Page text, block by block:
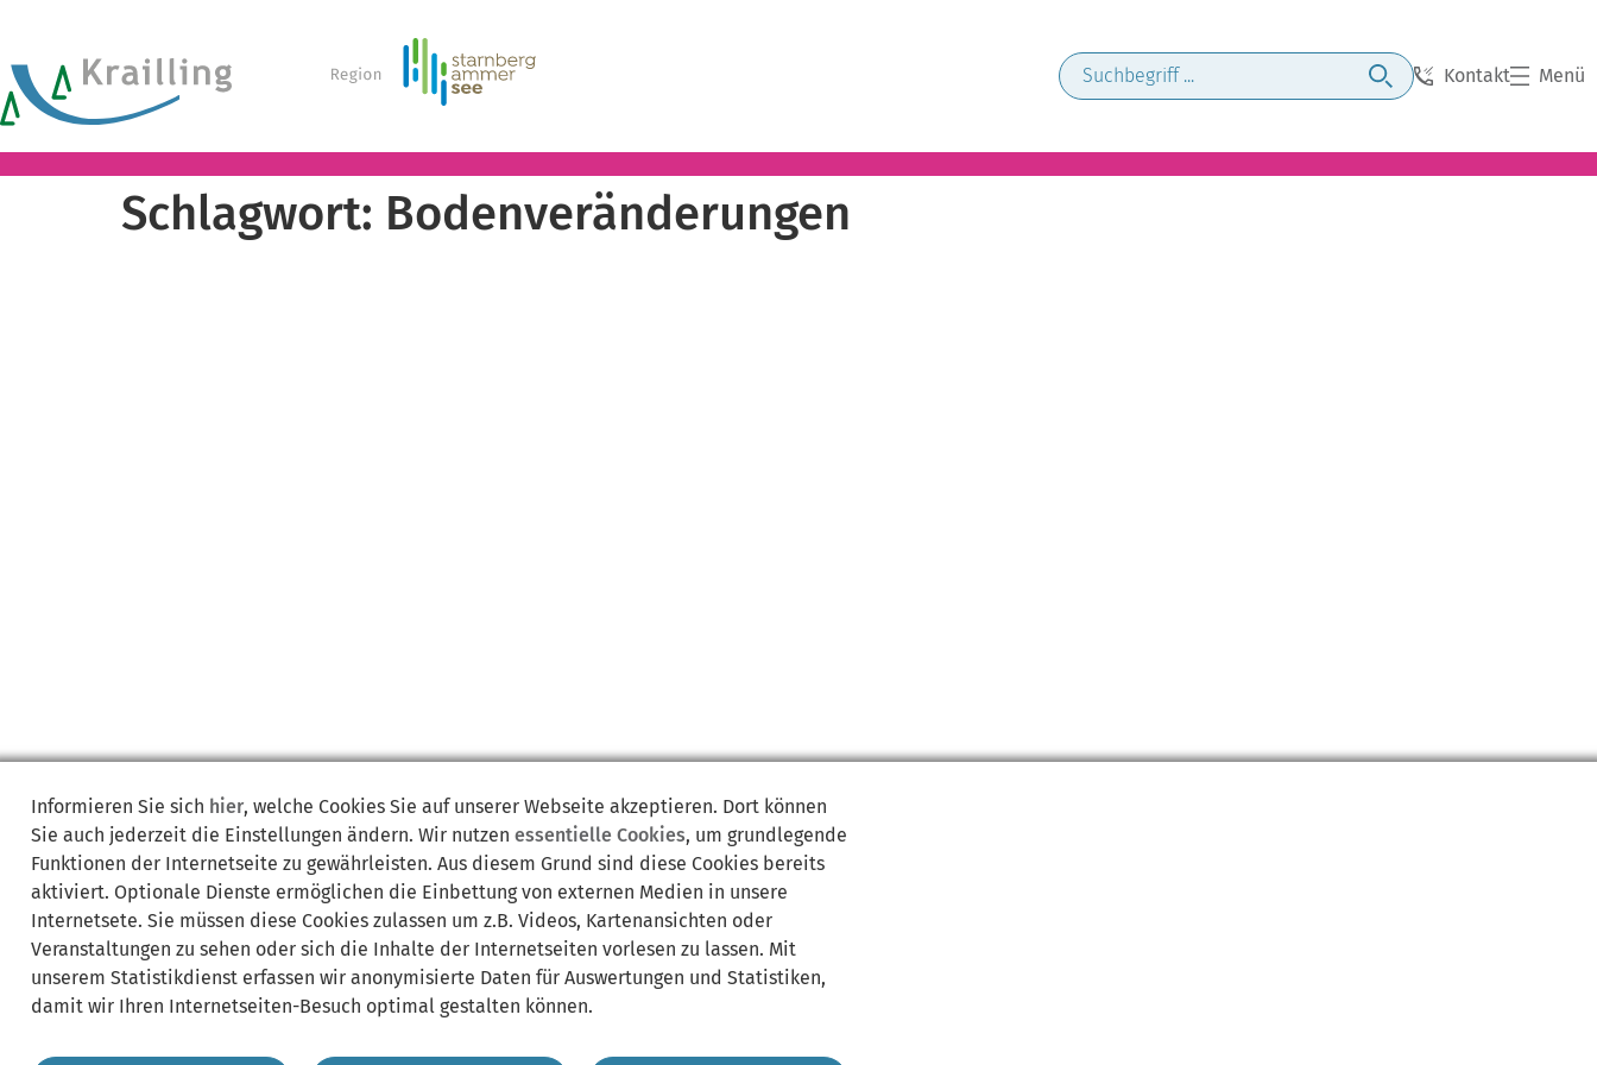
Kontakt Menü
Schlagwort: Bodenveränderungen
Informieren Sie sich hier, welche Cookies Sie auf unserer Webseite akzeptieren. Dort können
Sie auch jederzeit die Einstellungen ändern. Wir nutzen essentielle Cookies, um grundlegende
Funktionen der Internetseite zu gewährleisten. Aus diesem Grund sind diese Cookies bereits
aktiviert. Optionale Dienste ermöglichen die Einbettung von externen Medien in unsere
Internetsete. Sie müssen diese Cookies zulassen um z.B. Videos, Kartenansichten oder
Veranstaltungen zu sehen oder sich die Inhalte der Internetseiten vorlesen zu lassen. Mit
unserem Statistikdienst erfassen wir anonymisierte Daten für Auswertungen und Statistiken,
damit wir Ihren Internetseiten-Besuch optimal gestalten können.